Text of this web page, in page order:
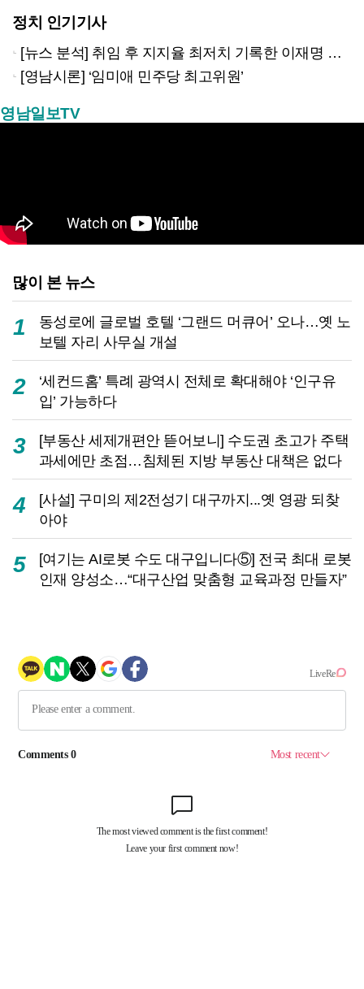
정치 인기기사
[뉴스 분석] 취임 후 지지율 최저치 기록한 이재명 대통령…왜?
[영남시론] ‘임미애 민주당 최고위원’
영남일보TV
많이 본 뉴스
1
동성로에 글로벌 호텔 ‘그랜드 머큐어’ 오나…옛 노
보텔 자리 사무실 개설
2
‘세컨드홈’ 특례 광역시 전체로 확대해야 ‘인구유
입’ 가능하다
3
[부동산 세제개편안 뜯어보니] 수도권 초고가 주택
과세에만 초점…침체된 지방 부동산 대책은 없다
4
[사설] 구미의 제2전성기 대구까지...옛 영광 되찾
아야
5
[여기는 AI로봇 수도 대구입니다⑤] 전국 최대 로봇
인재 양성소…“대구산업 맞춤형 교육과정 만들자”